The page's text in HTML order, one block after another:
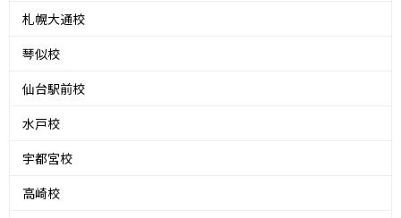
札幌大通校
琴似校
仙台駅前校
水戸校
宇都宮校
高崎校